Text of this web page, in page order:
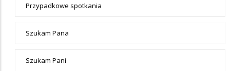
Przypadkowe spotkania
Szukam Pana
Szukam Pani